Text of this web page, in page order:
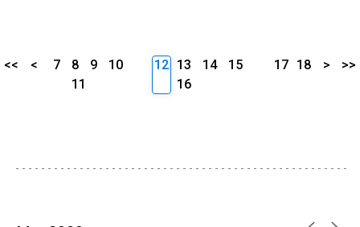
<< < 7 8 9
10
11
12 13 14
15
16
17 18 > >>